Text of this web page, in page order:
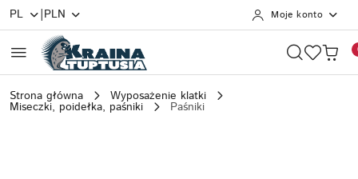
Przejdź do treści głównej
Przejdź do wyszukiwarki
Przejdź do moje konto
Przejdź do menu głównego
Przejdź do opisu produktu
Przejdź do stopki
PL |PLN Moje konto
Strona główna Wyposażenie klatki
Miseczki, poidełka, paśniki Paśniki